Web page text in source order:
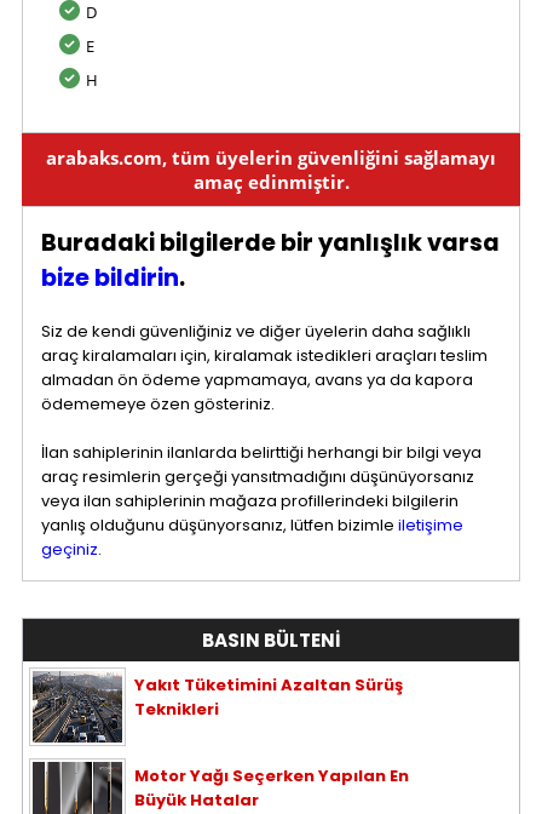
D
E
H
arabaks.com, tüm üyelerin güvenliğini sağlamayı
amaç edinmiştir.
Buradaki bilgilerde bir yanlışlık varsa
bize bildirin.
Siz de kendi güvenliğiniz ve diğer üyelerin daha sağlıklı
araç kiralamaları için, kiralamak istedikleri araçları teslim
almadan ön ödeme yapmamaya, avans ya da kapora
ödememeye özen gösteriniz.
İlan sahiplerinin ilanlarda belirttiği herhangi bir bilgi veya
araç resimlerin gerçeği yansıtmadığını düşünüyorsanız
veya ilan sahiplerinin mağaza profillerindeki bilgilerin
yanlış olduğunu düşünyorsanız, lütfen bizimle iletişime
geçiniz.
BASIN BÜLTENİ
Yakıt Tüketimini Azaltan Sürüş
Teknikleri
Motor Yağı Seçerken Yapılan En
Büyük Hatalar